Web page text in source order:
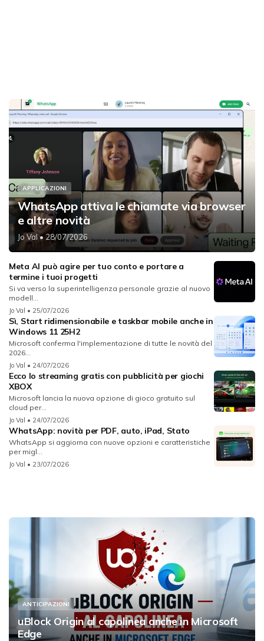
APPLICAZIONI
WhatsApp attiva le chiamate via browser
e altre novità
Jo Val• 28/07/2026
Meta AI può agire per tuo conto e portare a
termine i tuoi progetti
Si va verso la superintelligenza personale grazie al nuovo
modell...
Jo Val • 25/07/2026
Sì, Start ridimensionabile e taskbar mobile anche in
Windows 11 25H2
Microsoft conferma l'implementazione di tutte le novità del
2026...
Jo Val • 24/07/2026
Ecco lo streaming gratis con pubblicità per giochi
XBOX
Microsoft lancia la nuova opzione di gioco gratuito sul
cloud per...
Jo Val • 24/07/2026
WhatsApp: novità per PDF, auto, iPad, Stato
WhatsApp si aggiorna con nuove opzioni e caratteristiche
per migl...
Jo Val • 23/07/2026
ANTICIPAZIONI
uBlock Origin al capolinea anche in Microsoft
Edge